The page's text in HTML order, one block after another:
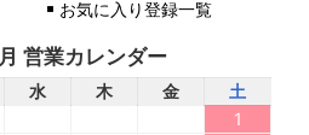
お気に入り登録一覧
営業カレンダー
水 木 金
土
1